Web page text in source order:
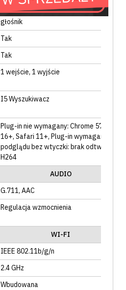
1 wejście, 1 wyjście, wbudowany
głośnik
Tak
Tak
1 wejście, 1 wyjście
I5 Wyszukiwacz
Plug-in nie wymagany: Chrome 57.0+,
16+, Safari 11+, Plug-in wymagany:
podglądu bez wtyczki: brak
H264
AUDIO
G.711, AAC
Regulacja wzmocnienia
WI-FI
IEEE 802.11b/g/n
2.4 GHz
Wbudowana